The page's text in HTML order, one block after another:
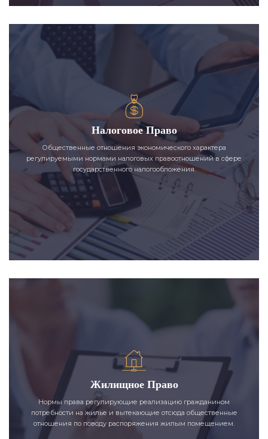
Налоговое Право
Общественные отношения экономического характера
регулируемыми нормами налоговых правоотношений в сфере
государственного налогообложения.
Жилищное Право
Нормы права регулирующие реализацию гражданином
потребности на жилье и вытекающие отсюда общественные
отношения по поводу распоряжения жилым помещением.